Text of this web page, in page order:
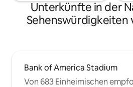
Unterkünfte in der
Sehenswürdigkeiten
Bank of America Stadium
Von 683 Einheimischen